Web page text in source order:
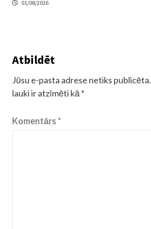
01/08/2026
Atbildēt
Jūsu e-pasta adrese netiks publicēta.
lauki ir atzīmēti kā *
Komentārs*